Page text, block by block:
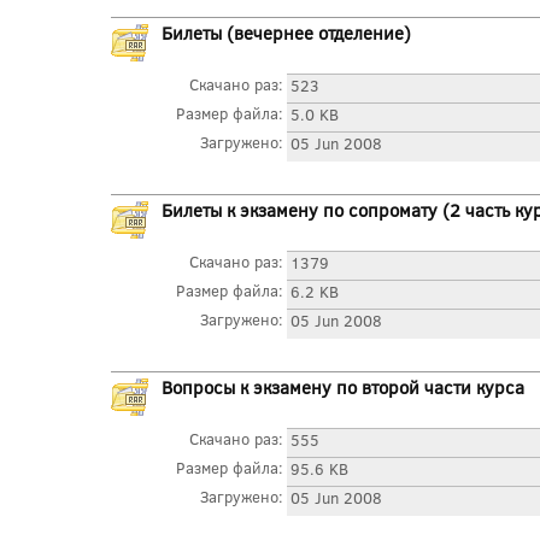
Билеты (вечернее отделение)
Скачано раз: 523
Размер файла: 5.0 KB
Загружено: 05 Jun 2008
Билеты к экзамену по сопромату (2 часть
Скачано раз: 1379
Размер файла: 6.2 KB
Загружено: 05 Jun 2008
Вопросы к экзамену по второй части курса
Скачано раз: 555
Размер файла: 95.6 KB
Загружено: 05 Jun 2008